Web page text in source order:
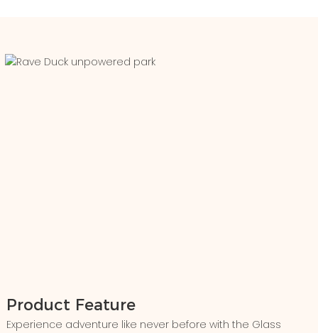
Product Feature
Experience adventure like never before with the Glass